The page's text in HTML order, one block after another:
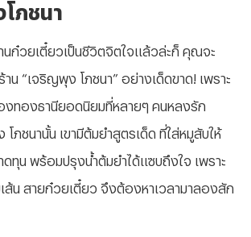
ภชนา
นก๋วยเตี๋ยวเป็นชีวิตจิตใจแล้วล่ะก็ คุณจะ
น “เจริญพุง โภชนา” อย่างเด็ดขาด! เพราะ
งทองธานียอดนิยมที่หลายๆ คนหลงรัก
ภชนานั้น เขามีต้มยำสูตรเด็ด ที่ใส่หมูสับให้
ดทุน พร้อมปรุงน้ำต้มยำได้แซบถึงใจ เพราะ
เส้น สายก๋วยเตี๋ยว จึงต้องหาเวลามาลองสัก